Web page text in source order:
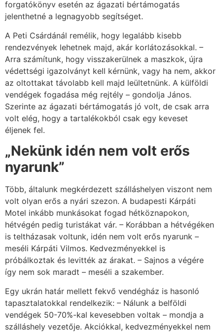
forgatókönyv esetén az ágazati bértámogatás
jelenthetné a legnagyobb segítséget.
A Peti Csárdánál remélik, hogy legalább kisebb
rendezvények lehetnek majd, akár korlátozásokkal. –
Arra számítunk, hogy visszakerülnek a maszkok, újra
védettségi igazolványt kell kérnünk, vagy ha nem, akkor
az oltottakat távolabb kell majd leültetnünk. A külföldi
vendégek fogadása még rejtély – gondolja János.
Szerinte az ágazati bértámogatás jó volt, de csak arra
volt elég, hogy a tartalékokból csak egy keveset
éljenek fel.
„Nekünk idén nem volt erős
nyarunk”
Több, általunk megkérdezett szálláshelyen viszont nem
volt olyan erős a nyári szezon. A budapesti Kárpáti
Motel inkább munkásokat fogad hétköznapokon,
hétvégén pedig turistákat vár. – Korábban a hétvégéken
is teltházasak voltunk, idén nem volt erős nyarunk –
meséli Kárpáti Vilmos. Kedvezményekkel is
próbálkoztak és levitték az árakat. – Sajnos a végére
így nem sok maradt – meséli a szakember.
Egy ukrán határ mellett fekvő vendégház is hasonló
tapasztalatokkal rendelkezik: – Nálunk a belföldi
vendégek 50-70%-kal kevesebben voltak – mondja a
szálláshely vezetője. Akciókkal, kedvezményekkel nem